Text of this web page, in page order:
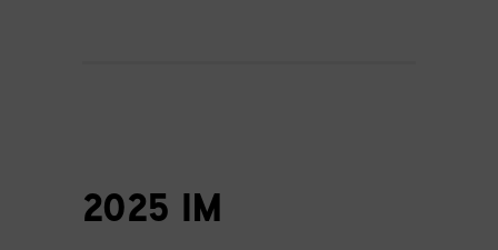
2025 IM